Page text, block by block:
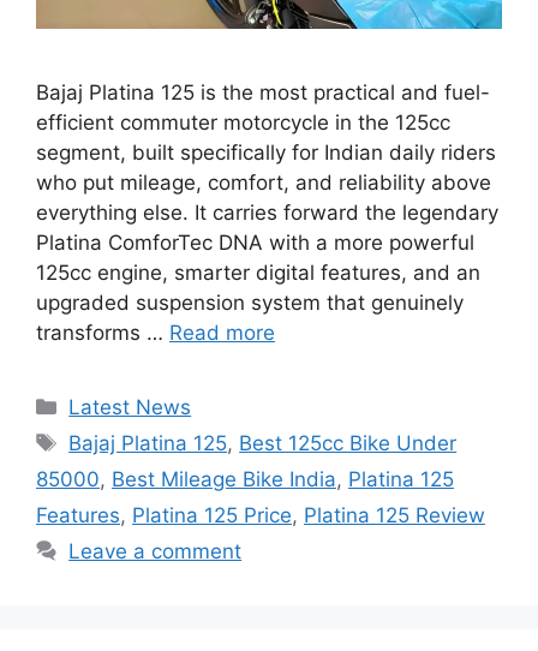
Bajaj Platina 125 is the most practical and fuel-
efficient commuter motorcycle in the 125cc
segment, built specifically for Indian daily riders
who put mileage, comfort, and reliability above
everything else. It carries forward the legendary
Platina ComforTec DNA with a more powerful
125cc engine, smarter digital features, and an
upgraded suspension system that genuinely
transforms … Read more
Categories
Latest News
Tags
Bajaj Platina 125, Best 125cc Bike Under
85000, Best Mileage Bike India, Platina 125
Features, Platina 125 Price, Platina 125 Review
Leave a comment